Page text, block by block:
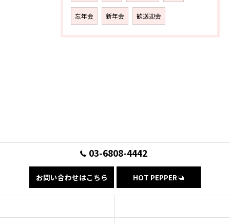
忘年会 新年会 歓送迎会
03-6808-4442
お問い合わせはこちら HOT PEPPER